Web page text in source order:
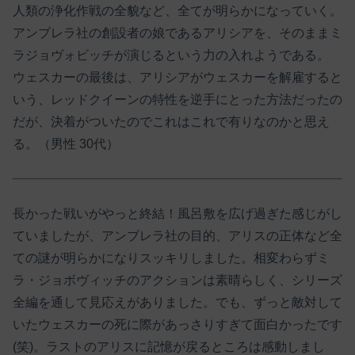
人類の浄化作戦の全貌など、全てが明らかになっていく。
アンブレラ社の創設者の娘であるアリシアを、そのままミ
ラジョヴォビッチが演じるという力の入れようである。
ウェスカーの最後は、アリシアがウェスカーを解雇すると
いう、レッドクイーンの特性を逆手にとった方法だったの
だが、決着がついたのでこれはこれで有りなのかと思え
る。（男性 30代）
長かった戦いがやっと終結！風呂敷を広げ過ぎた感じがし
ていましたが、アンブレラ社の目的、アリスの正体など全
ての謎が明らかになりスッキリしました。相変わらずミ
ラ・ジョボヴィッチのアクションは素晴らしく、シリーズ
全編を通して見応えがありました。でも、ずっと敵対して
いたウェスカーの死に際があっさりすぎて面白かったです
(笑)。ラストのアリスに記憶が戻るところは感動しまし